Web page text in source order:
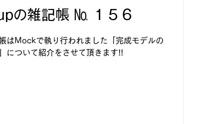
の雑記帳 № １５６
はMockで執り行われました「完成モデルの
について紹介をさせて頂きます!!